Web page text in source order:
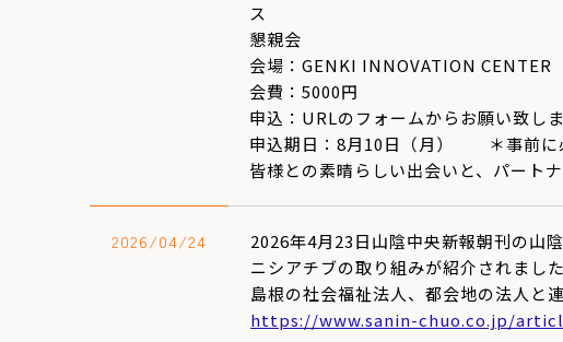
ス
懇親会
会場：GENKI INNOVATION CENTER
会費：5000円
申込：URLのフォームからお願い致しま
申込期日：8月10日（月） ＊事前に
皆様との素晴らしい出会いと、 パート
2026/04/24
2026年4月23日山陰中央新報朝刊の山
ニシアチブの取り組みが紹介されました
島根の社会福祉法人、都会地の法人
https://www.sanin-chuo.co.jp/